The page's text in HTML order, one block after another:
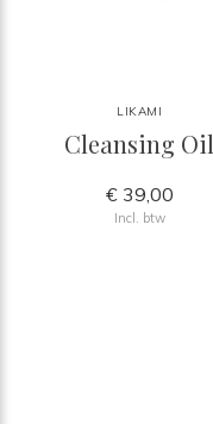
LIKAMI
Cleansing Oil
€ 39,00
Incl. btw